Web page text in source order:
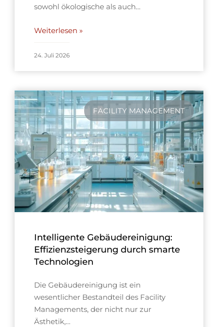
sowohl ökologische als auch…
Weiterlesen »
24. Juli 2026
FACILITY MANAGEMENT
Intelligente Gebäudereinigung:
Effizienzsteigerung durch smarte
Technologien
Die Gebäudereinigung ist ein
wesentlicher Bestandteil des Facility
Managements, der nicht nur zur
Ästhetik,…